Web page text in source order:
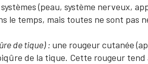
(peau, système nerveux,
le temps, mais toutes ne sont pas
de tique) : une rougeur cutanée
de la tique. Cette rougeur tend